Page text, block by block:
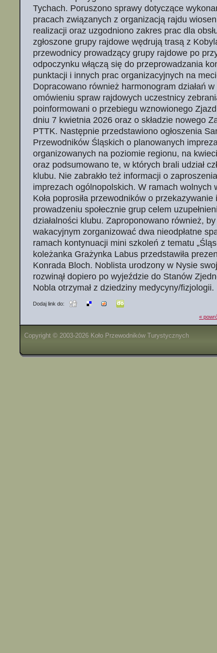
Tychach. Poruszono sprawy dotyczące
pracach związanych z organizacją rajdu
realizacji oraz uzgodniono zakres prac dla
zgłoszone grupy rajdowe wędrują trasą z
przewodnicy prowadzący grupy rajdowe po
odpoczynku włączą się do przeprowadzania
punktacji i innych prac organizacyjnych na
Dopracowano również harmonogram działań
omówieniu spraw rajdowych uczestnicy
poinformowani o przebiegu wznowionego
dniu 7 kwietnia 2026 oraz o składzie nowego
PTTK. Następnie przedstawiono ogłoszenia
Przewodników Śląskich o planowanych
organizowanych na poziomie regionu, na
oraz podsumowano te, w których brali udział
klubu. Nie zabrakło też informacji o
imprezach ogólnopolskich. W ramach wolnych
Koła poprosiła przewodników o przekazywanie
prowadzeniu społecznie grup celem
działalności klubu. Zaproponowano również,
wakacyjnym zorganizować dwa nieodpłatne
ramach kontynuacji mini szkoleń z tematu
koleżanka Grażynka Labus przedstawiła
Konrada Bloch. Noblista urodzony w Nysie
rozwinął dopiero po wyjeździe do Stanów
Nobla otrzymał z dziedziny medycyny/fizjologii.
Dodaj link do:
«
Copyright © 2003-2026 Koło Przewodników Turystycznych